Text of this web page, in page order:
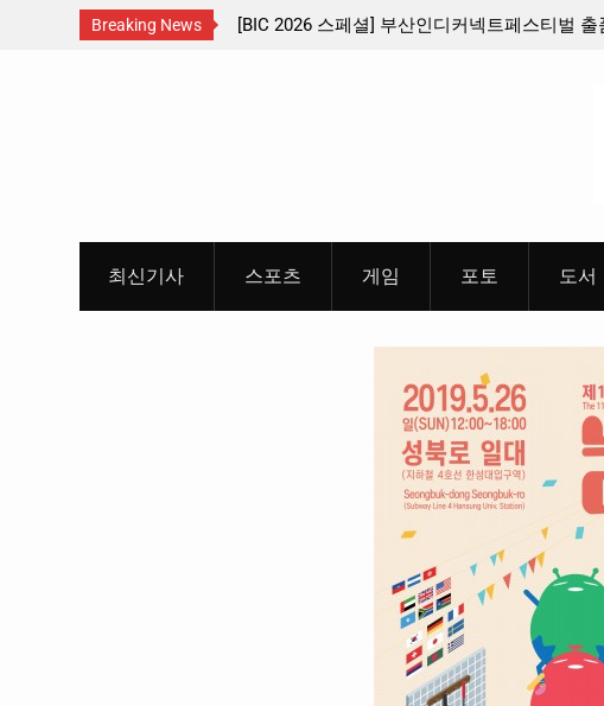
Breaking News
넥트페스티벌 출품 인디
판타지 케이팝 애니메이션 ‘고스트밴드’ 8월
최신기사 스포츠 게임 포토 도서